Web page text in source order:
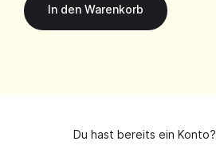
Du hast bereits ein Konto?